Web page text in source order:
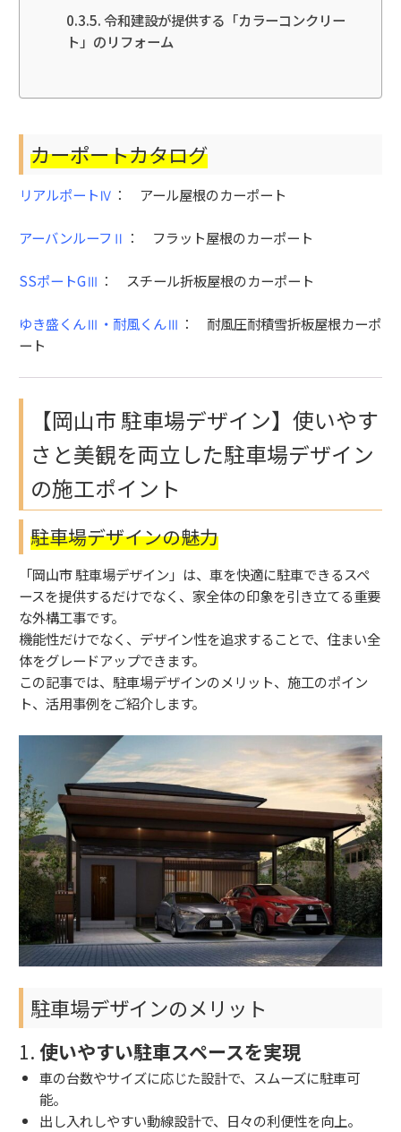
令和建設が提供する「カラーコンクリー
ト」のリフォーム
カーポートカタログ
リアルポートⅣ ： アール屋根のカーポート
アーバンルーフⅡ ： フラット屋根のカーポート
SSポートGⅢ ： スチール折板屋根のカーポート
ゆき盛くんⅢ・耐風くんⅢ ： 耐風圧耐積雪折板屋根カーポ
ート
【岡山市 駐車場デザイン】使いやす
さと美観を両立した駐車場デザイン
の施工ポイント
駐車場デザインの魅力
「岡山市 駐車場デザイン」は、車を快適に駐車できるスペ
ースを提供するだけでなく、家全体の印象を引き立てる重要
な外構工事です。
機能性だけでなく、デザイン性を追求することで、住まい全
体をグレードアップできます。
この記事では、駐車場デザインのメリット、施工のポイン
ト、活用事例をご紹介します。
駐車場デザインのメリット
1. 使いやすい駐車スペースを実現
車の台数やサイズに応じた設計で、スムーズに駐車可
能。
出し入れしやすい動線設計で、日々の利便性を向上。